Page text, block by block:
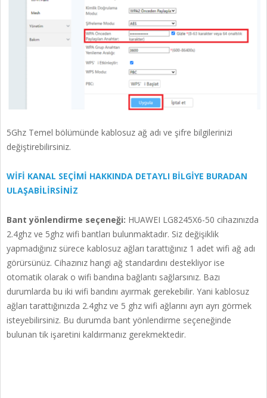
5Ghz Temel bölümünde kablosuz ağ adı ve şifre bilgilerinizi
değiştirebilirsiniz.
WİFİ KANAL SEÇİMİ HAKKINDA DETAYLI BİLGİYE BURADAN
ULAŞABİLİRSİNİZ
Bant yönlendirme seçeneği: HUAWEI LG8245X6-50 cihazınızda
2.4ghz ve 5ghz wifi bantları bulunmaktadır. Siz değişiklik
yapmadığınız sürece kablosuz ağları tarattığınız 1 adet wifi ağ adı
görürsünüz. Cihazınız hangi ağ standardını destekliyor ise
otomatik olarak o wifi bandına bağlantı sağlarsınız. Bazı
durumlarda bu iki wifi bandını ayırmak gerekebilir. Yani kablosuz
ağları tarattığınızda 2.4ghz ve 5 ghz wifi ağlarını ayrı ayrı görmek
isteyebilirsiniz. Bu durumda bant yönlendirme seçeneğinde
bulunan tik işaretini kaldırmanız gerekmektedir.